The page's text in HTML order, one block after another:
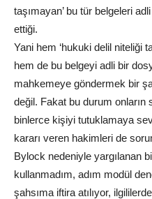
taşımayan’ bu tür belgeleri
ettiği.
Yani hem ‘hukuki delil niteliği
hem de bu belgeyi adli bir
mahkemeye göndermek bir
değil. Fakat bu durum onların
binlerce kişiyi tutuklamaya
kararı veren hakimleri de
Bylock nedeniyle yargılanan
kullanmadım, adım modül
şahsıma iftira atılıyor,